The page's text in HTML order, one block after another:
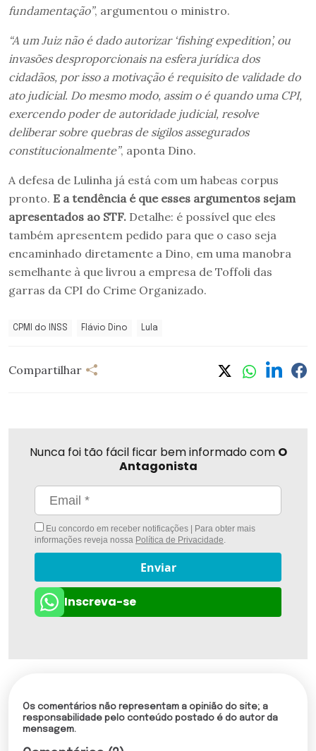
fundamentação”, argumentou o ministro.
“A um Juiz não é dado autorizar ‘fishing expedition’, ou
invasões desproporcionais na esfera jurídica dos
cidadãos, por isso a motivação é requisito de validade do
ato judicial. Do mesmo modo, assim o é quando uma CPI,
exercendo poder de autoridade judicial, resolve
deliberar sobre quebras de sigilos assegurados
constitucionalmente”, aponta Dino.
A defesa de Lulinha já está com um habeas corpus
pronto. E a tendência é que esses argumentos sejam
apresentados ao STF. Detalhe: é possível que eles
também apresentem pedido para que o caso seja
encaminhado diretamente a Dino, em uma manobra
semelhante à que livrou a empresa de Toffoli das
garras da CPI do Crime Organizado.
CPMI do INSS Flávio Dino Lula
Compartilhar
Nunca foi tão fácil ficar bem informado com O
Antagonista
Eu concordo em receber notificações | Para obter mais
informações reveja nossa Política de Privacidade.
Enviar
Inscreva-se
Os comentários não representam a opinião do site; a
responsabilidade pelo conteúdo postado é do autor da
mensagem.